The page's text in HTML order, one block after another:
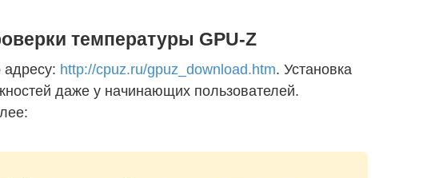
температуры GPU-Z
http://cpuz.ru/gpuz_download.htm. Установка
даже у начинающих пользователей.